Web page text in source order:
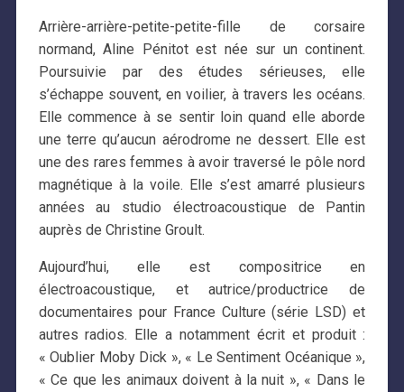
Arrière-arrière-petite-petite-fille de corsaire
normand, Aline Pénitot est née sur un continent.
Poursuivie par des études sérieuses, elle
s’échappe souvent, en voilier, à travers les océans.
Elle commence à se sentir loin quand elle aborde
une terre qu’aucun aérodrome ne dessert. Elle est
une des rares femmes à avoir traversé le pôle nord
magnétique à la voile. Elle s’est amarré plusieurs
années au studio électroacoustique de Pantin
auprès de Christine Groult.
Aujourd’hui, elle est compositrice en
électroacoustique, et autrice/productrice de
documentaires pour France Culture (série LSD) et
autres radios. Elle a notamment écrit et produit :
« Oublier Moby Dick », « Le Sentiment Océanique »,
« Ce que les animaux doivent à la nuit », « Dans le